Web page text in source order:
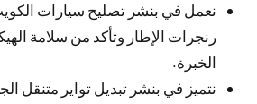
نعمل في بنشر تصليح سيارات
رنجرات الإطار وتأكد من سلامة
الخبرة.
نتميز في بنشر تبديل تواير متنقل